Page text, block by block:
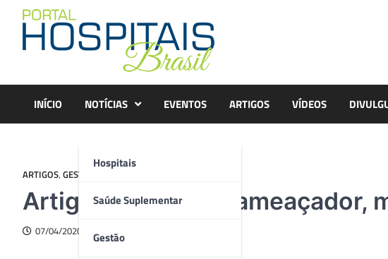
content
INÍCIO NOTÍCIAS
Hospitais
Saúde Suplementar
Gestão
EVENTOS ARTIGOS VÍDEOS
ARTIGOS, GESTÃO
Artigo – Covid-19: ameaçador,
07/04/2020